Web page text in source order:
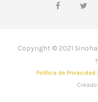
Copyright © 2021
Política de Privacidad